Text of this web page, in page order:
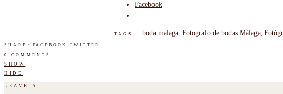
Facebook
TAGS - boda malaga,Fotografo de bodas Málaga,
SHARE: FACEBOOK TWITTER
0 COMMENTS
SHOW
HIDE
LEAVE A